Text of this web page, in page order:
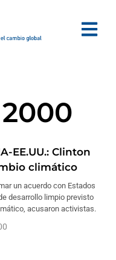
EE.UU.: Clinton
climático
un acuerdo con Estados
desarrollo limpio previsto
acusaron activistas.